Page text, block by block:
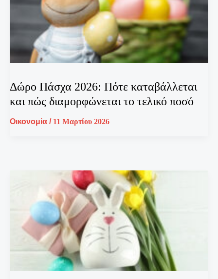
Δώρο Πάσχα 2026: Πότε καταβάλλεται
και πώς διαμορφώνεται το τελικό ποσό
Οικονομία / 11 Μαρτίου 2026